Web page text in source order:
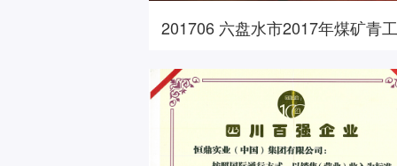
201706 六盘水市2017年煤矿青